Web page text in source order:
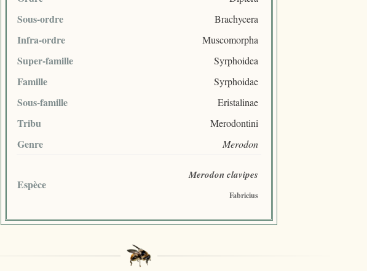
Sous-ordre Brachycera
Infra-ordre Muscomorpha
Super-famille Syrphoidea
Famille Syrphoidae
Sous-famille Eristalinae
Tribu Merodontini
Genre Merodon
Espèce
Merodon clavipes
Fabricius